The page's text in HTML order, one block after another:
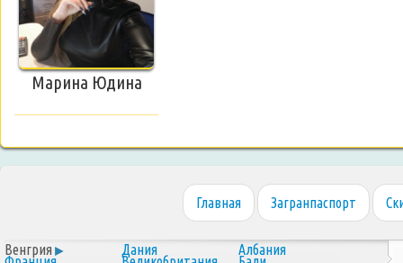
Марина Юдина
Главная Загранпаспорт
Венгрия Дания Албания